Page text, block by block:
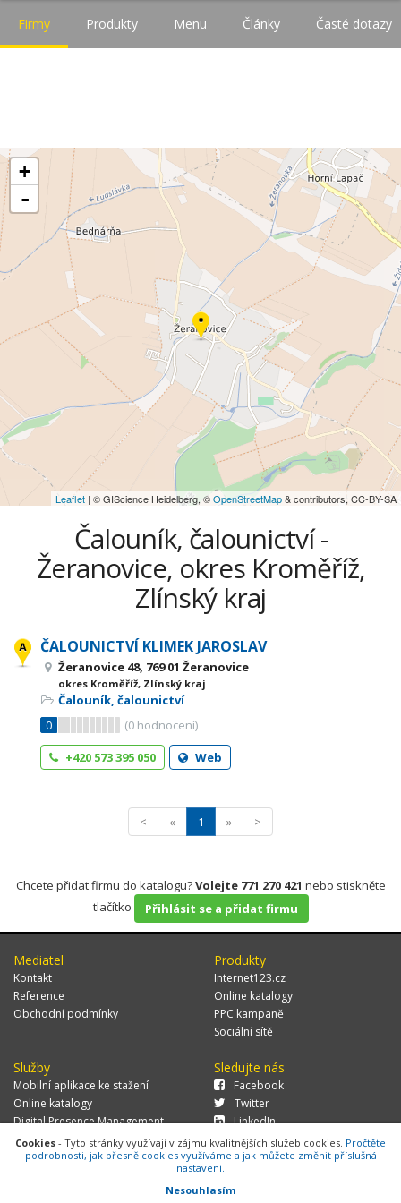
Firmy Produkty Menu Články Časté dotazy
+
-
Leaflet | © GIScience Heidelberg, ©OpenStreetMap& contributors, CC-BY-SA
Čalouník, čalounictví -
Žeranovice, okres Kroměříž,
Zlínský kraj
ČALOUNICTVÍ KLIMEK JAROSLAV
Žeranovice 48, 769 01 Žeranovice
okres Kroměříž, Zlínský kraj
Čalouník, čalounictví
0
(0 hodnocení)
+420 573 395 050
Web
< « 1 » >
Chcete přidat firmu do katalogu?Volejte 771 270 421 nebo stiskněte
tlačítko
Přihlásit se a přidat firmu
Mediatel
Kontakt
Reference
Obchodní podmínky
Produkty
Internet123.cz
Online katalogy
PPC kampaně
Sociální sítě
Služby
Mobilní aplikace ke stažení
Online katalogy
Digital Presence Management
Více zákazníků
Sledujte nás
Facebook
Twitter
LinkedIn
© 2026 MEDIATEL CZ, s.r.o.,Za Potokem 46/4, 106 00 Praha 10, tel.:
Cookies - Tyto stránky využívají v zájmu kvalitnějších služeb cookies. Pročtěte
podrobnosti, jak přesně cookies využíváme a jak můžete změnit příslušná
nastavení.
Nesouhlasím